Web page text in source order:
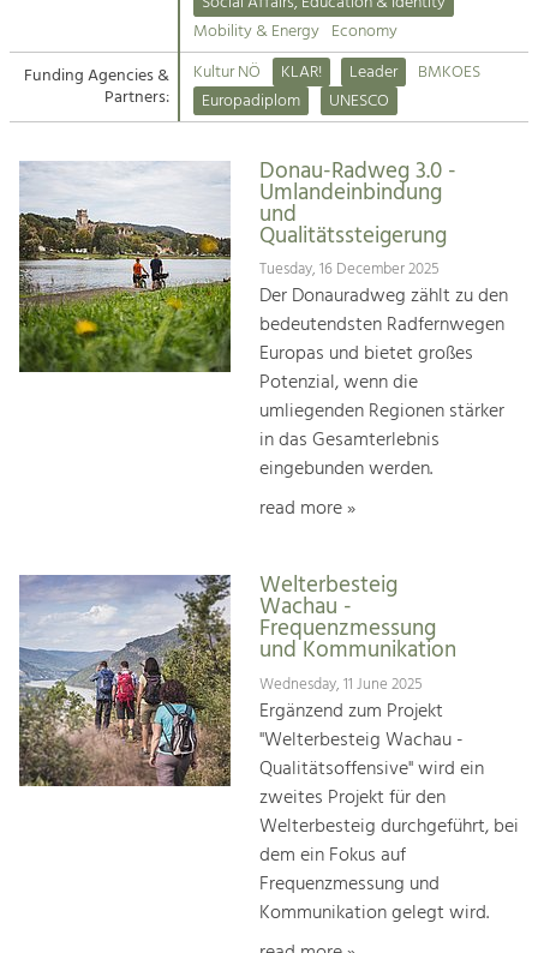
Suche
Impressum
Kontakt
Tourism
Offer Development and Positioning
Art & Culture
Crafts, Science and Research.
Social Affairs, Education
& Identity
Equality, Youth and Integration.
Climate Change, Public Transport and
Mobility & Energy Economy
Funding Agencies &
Partners:
Kultur NÖ KLAR! Leader
BMKOES
Europadiplom
UNESCO
Donau-Radweg 3.0 -
Umlandeinbindung
und
Qualitätssteigerung
Tuesday, 16 December 2025
Der Donauradweg zählt zu den
bedeutendsten Radfernwegen
Europas und bietet großes
Potenzial, wenn die
umliegenden Regionen stärker
in das Gesamterlebnis
eingebunden werden.
read more »
Welterbesteig
Wachau -
Frequenzmessung
und Kommunikation
Wednesday, 11 June 2025
Ergänzend zum Projekt
"Welterbesteig Wachau -
Qualitätsoffensive" wird ein
zweites Projekt für den
Welterbesteig durchgeführt, bei
dem ein Fokus auf
Frequenzmessung und
Kommunikation gelegt wird.